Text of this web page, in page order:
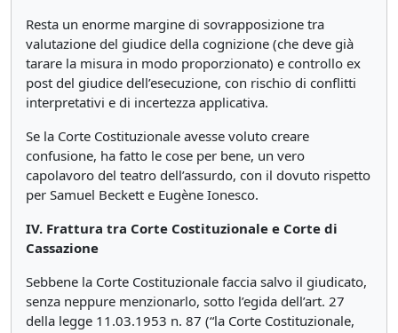
Resta un enorme margine di sovrapposizione tra
valutazione del giudice della cognizione (che deve già
tarare la misura in modo proporzionato) e controllo ex
post del giudice dell’esecuzione, con rischio di conflitti
interpretativi e di incertezza applicativa.
Se la Corte Costituzionale avesse voluto creare
confusione, ha fatto le cose per bene, un vero
capolavoro del teatro dell’assurdo, con il dovuto rispetto
per Samuel Beckett e Eugène Ionesco.
IV. Frattura tra Corte Costituzionale e Corte di
Cassazione
Sebbene la Corte Costituzionale faccia salvo il giudicato,
senza neppure menzionarlo, sotto l’egida dell’art. 27
della legge 11.03.1953 n. 87 (“la Corte Costituzionale,